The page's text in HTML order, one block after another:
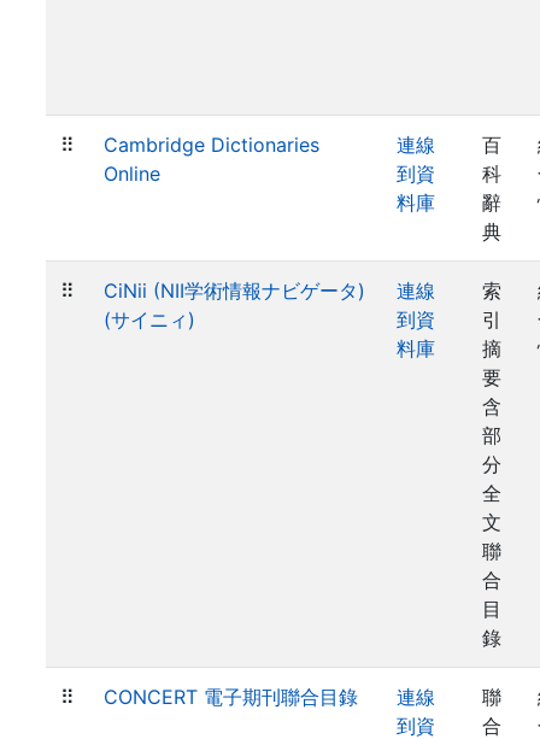
⠿
Cambridge Dictionaries
Online
連線
到資
料庫
百
科
辭
典
⠿
CiNii (NII学術情報ナビゲータ)
(サイニィ)
連線
到資
料庫
索
引
摘
要
含
部
分
全
文
聯
合
目
錄
⠿ CONCERT 電子期刊聯合目錄
連線
到資
聯
合